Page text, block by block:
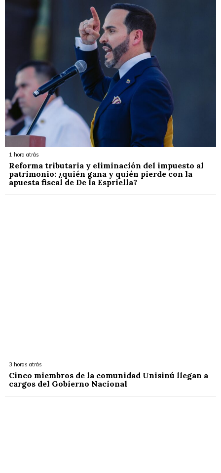
1 hora atrás
Reforma tributaria y eliminación del impuesto al
patrimonio: ¿quién gana y quién pierde con la
apuesta fiscal de De la Espriella?
3 horas atrás
Cinco miembros de la comunidad Unisinú llegan a
cargos del Gobierno Nacional